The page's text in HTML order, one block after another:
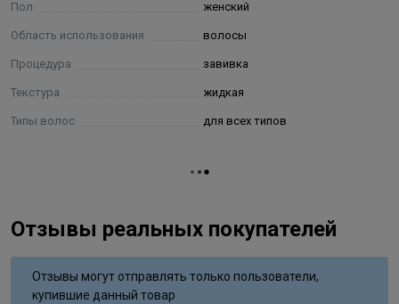
Пол женский
Область использования волосы
Процедура завивка
Текстура жидкая
Типы волос для всех типов
Отзывы реальных покупателей
Отзывы могут отправлять только пользователи,
купившие данный товар